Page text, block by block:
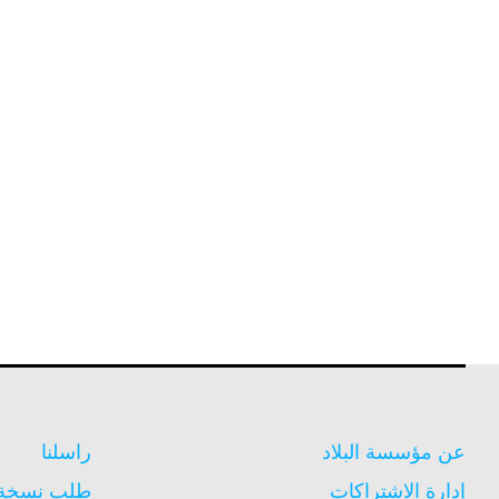
عن مؤسسة البلاد
إدارة الاشتراكات
راسلنا
طلب نسخة